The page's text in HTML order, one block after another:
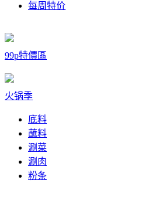
每周特价
99p特價區
火锅季
底料
蘸料
涮菜
涮肉
粉条